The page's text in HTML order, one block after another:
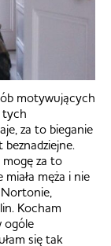
motywujących
tych
za to bieganie
za to
męża i nie
Kocham
ogóle
się tak